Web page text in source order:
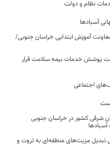
نظام و دولت
آسبادها
آموزش ابتدایی خراسان جنوبی/
تحت پوشش خدمات بیمه سلامت قرار
اجتماعی
شرقی کشور در خراسان جنوبی
مزیت‌های منطقه‌ای به ثروت و